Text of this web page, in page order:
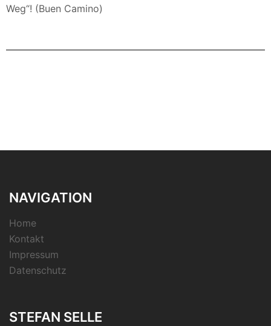
Weg“! (Buen Camino)
NAVIGATION
Home
Kontakt
Impressum
Datenschutz
STEFAN SELLE